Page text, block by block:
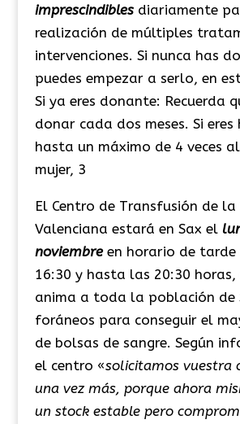
imprescindibles diariamente
realización de múltiples
intervenciones. Si nunca has
puedes empezar a serlo, en
Si ya eres donante: Recuerda
donar cada dos meses. Si eres
hasta un máximo de 4 veces
mujer, 3
El Centro de Transfusión de
Valenciana estará en Sax el
noviembreen horario de tarde
16:30 y hasta las 20:30 horas,
anima a toda la población de
foráneos para conseguir el
de bolsas de sangre. Según
el centro «solicitamos vuestra
una vez más, porque ahora
un stock estable pero